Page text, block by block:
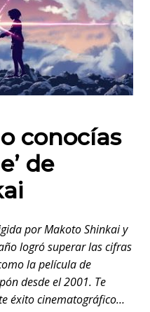
conocías
de
por Makoto Shinkai y
logró superar las cifras
la película de
desde el 2001. Te
éxito cinematográfico…